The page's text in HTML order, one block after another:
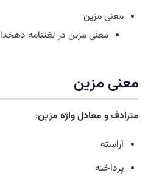
معنی مزین
معنی مزین در لغتنامه دهخدا
معنی مزین
مترادفو معادل واژه مزین:
آراسته
پرداخته